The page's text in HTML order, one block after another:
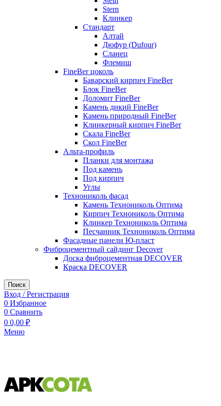
Stern
Клинкер
Стандарт
Алтай
Дюфур (Dufour)
Сланец
Флемиш
FineBer цоколь
Баварский кирпич FineBer
Блок FineBer
Доломит FineBer
Камень дикий FineBer
Камень природный FineBer
Клинкерный кирпич FineBer
Скала FineBer
Скол FineBer
Альта-профиль
Планки для монтажа
Под камень
Под кирпич
Углы
Технониколь фасад
Камень Технониколь Оптима
Кирпич Технониколь Оптима
Клинкер Технониколь Оптима
Песчанник Технониколь Оптима
Фасадные панели Ю-пласт
Фиброцементный сайдинг Decover
Доска фиброцементная DECOVER
Краска DECOVER
Поиск
Вход / Регистрация
0 Избранное
0 Сравнить
0 0,00 ₽
Меню